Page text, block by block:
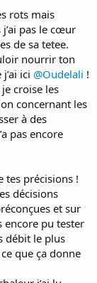
vite, ou elle avait
rien mais on
j'ai découvert
qu'elle
et on a pas
j'appréhende un
et j'ai pas trop
un peu étrange..
5 jours
verticale ?
rots mais
pas le cœur
de sa tetee.
nourrir ton
ici @Oudelali !
croise les
concernant les
à des
pas encore
tes précisions !
décisions
et sur
encore pu tester
débit le plus
que ça donne